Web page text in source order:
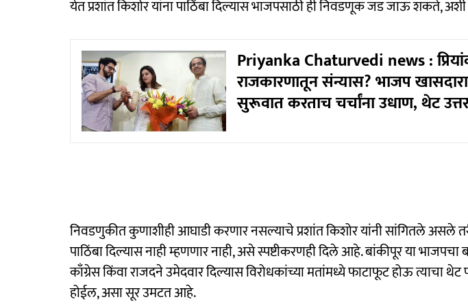
येत प्रशांत किशोर यांना पाठिंबा दिल्यास भाजपसाठी ही निवडणूक जड जाऊ शकते,
Priyanka Chaturvedi news :
राजकारणातून संन्यास? भाजप
सुरूवात करताच चर्चांना उधाण, थेट
निवडणुकीत कुणाशीही आघाडी करणार नसल्याचे प्रशांत किशोर यांनी सांगितले असले तरी
पाठिंबा दिल्यास नाही म्हणणार नाही, असे स्पष्टीकरणही दिले आहे. बांकीपूर या
काँग्रेस किंवा राजदने उमेदवार दिल्यास विरोधकांच्या मतांमध्ये फाटाफूट होऊ त्याचा
होईल, असा सूर उमटत आहे.